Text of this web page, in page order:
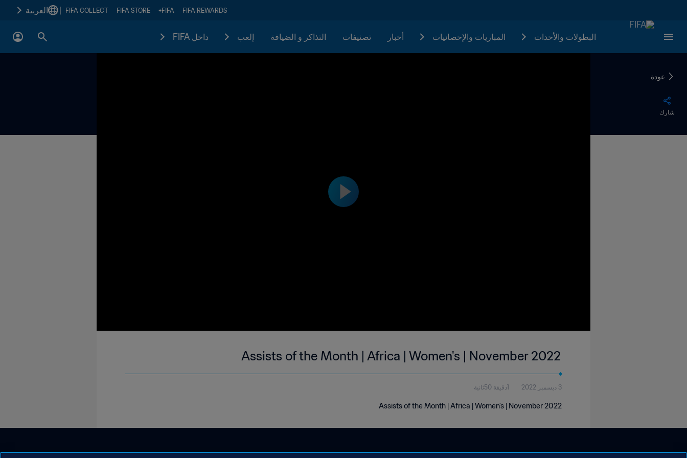
FIFA REWARDS
FIFA+
FIFA STORE
FIFA COLLECT العربية
البطولات والأحدات المباريات والإحصائيات أخبار تصنيفات التذاكر و الضيافة إلعب داخل FIFA
عودة
شارك
Assists of the Month | Africa | Women's | November 2022
3 ديسمبر 2022 1دقيقة 50ثانية
Assists of the Month | Africa | Women's | November 2022